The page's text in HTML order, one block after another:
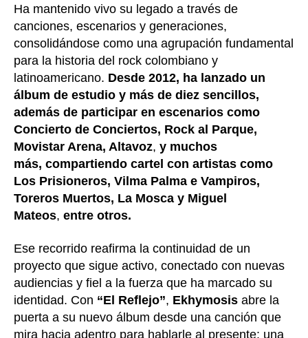
Ha mantenido vivo su legado a través de
canciones, escenarios y generaciones,
consolidándose como una agrupación fundamental
para la historia del rock colombiano y
latinoamericano. Desde 2012, ha lanzado un
álbum de estudio y más de diez sencillos,
además de participar en escenarios como
Concierto de Conciertos, Rock al Parque,
Movistar Arena, Altavoz, y muchos
más, compartiendo cartel con artistas como
Los Prisioneros, Vilma Palma e Vampiros,
Toreros Muertos, La Mosca y Miguel
Mateos, entre otros.
Ese recorrido reafirma la continuidad de un
proyecto que sigue activo, conectado con nuevas
audiencias y fiel a la fuerza que ha marcado su
identidad. Con “El Reflejo”, Ekhymosis abre la
puerta a su nuevo álbum desde una canción que
mira hacia adentro para hablarle al presente: una